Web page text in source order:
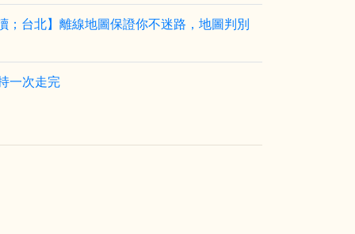
台北】離線地圖保證你不迷路，地圖判別
一次走完